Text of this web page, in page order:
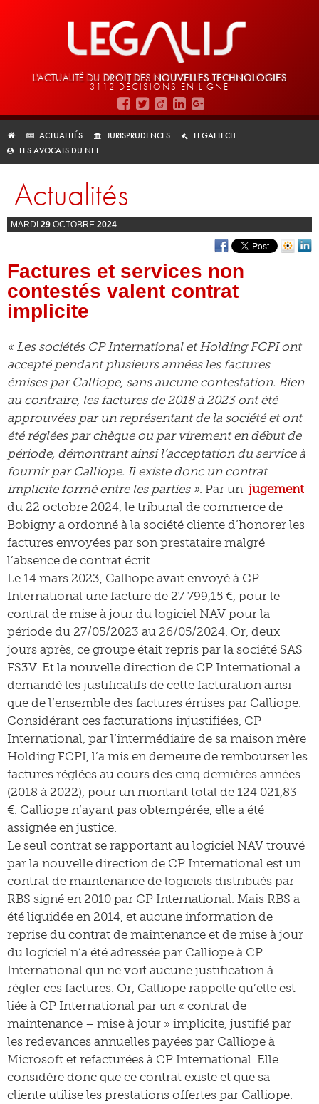
L'ACTUALITÉ DU DROIT DES NOUVELLES TECHNOLOGIES
3112 DÉCISIONS EN LIGNE
ACTUALITÉS JURISPRUDENCES
LEGALTECH
LES AVOCATS DU NET
Actualités
MARDI 29 OCTOBRE 2024
Factures et services non
contestés valent contrat
implicite
« Les sociétés CP International et Holding FCPI ont
accepté pendant plusieurs années les factures
émises par Calliope, sans aucune contestation. Bien
au contraire, les factures de 2018 à 2023 ont été
approuvées par un représentant de la société et ont
été réglées par chèque ou par virement en début de
période, démontrant ainsi l’acceptation du service à
fournir par Calliope. Il existe donc un contrat
implicite formé entre les parties ». Par un jugement
du 22 octobre 2024, le tribunal de commerce de
Bobigny a ordonné à la société cliente d’honorer les
factures envoyées par son prestataire malgré
l’absence de contrat écrit.
Le 14 mars 2023, Calliope avait envoyé à CP
International une facture de 27 799,15 €, pour le
contrat de mise à jour du logiciel NAV pour la
période du 27/05/2023 au 26/05/2024. Or, deux
jours après, ce groupe était repris par la société SAS
FS3V. Et la nouvelle direction de CP International a
demandé les justificatifs de cette facturation ainsi
que de l’ensemble des factures émises par Calliope.
Considérant ces facturations injustifiées, CP
International, par l’intermédiaire de sa maison mère
Holding FCPI, l’a mis en demeure de rembourser les
factures réglées au cours des cinq dernières années
(2018 à 2022), pour un montant total de 124 021,83
€. Calliope n’ayant pas obtempérée, elle a été
assignée en justice.
Le seul contrat se rapportant au logiciel NAV trouvé
par la nouvelle direction de CP International est un
contrat de maintenance de logiciels distribués par
RBS signé en 2010 par CP International. Mais RBS a
été liquidée en 2014, et aucune information de
reprise du contrat de maintenance et de mise à jour
du logiciel n’a été adressée par Calliope à CP
International qui ne voit aucune justification à
régler ces factures. Or, Calliope rappelle qu’elle est
liée à CP International par un « contrat de
maintenance – mise à jour » implicite, justifié par
les redevances annuelles payées par Calliope à
Microsoft et refacturées à CP International. Elle
considère donc que ce contrat existe et que sa
cliente utilise les prestations offertes par Calliope.